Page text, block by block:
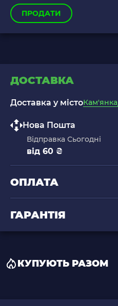
ПРОДАТИ
ДОСТАВКА
Доставка у містоКам'янка
Нова Пошта
Відправка Сьогодні
від 60 ₴
ОПЛАТА
ГАРАНТІЯ
КУПУЮТЬ РАЗОМ